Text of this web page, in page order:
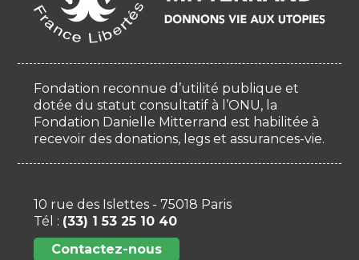
Fondation reconnue d’utilité publique et
dotée du statut consultatif à l’ONU, la
Fondation Danielle Mitterrand est habilitée à
recevoir des donations, legs et assurances-vie.
10 rue des Islettes - 75018 Paris
Tél : (33) 1 53 25 10 40
Contactez-nous